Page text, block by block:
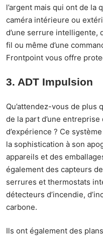
l’argent mais qui ont de la
caméra intérieure ou
d’une serrure intelligente,
fil ou même d’une
Frontpoint vous offre
3. ADT Impulsion
Qu’attendez-vous de plus
de la part d’une
d’expérience ? Ce
la sophistication à son
appareils et des
également des capteurs
serrures et thermostats
détecteurs d’incendie,
carbone.
Ils ont également des